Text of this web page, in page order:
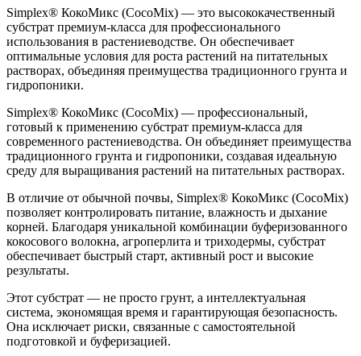
Simplex® КокоМикс (CocoMix) — это высококачественный
субстрат премиум-класса для профессионального
использования в растениеводстве. Он обеспечивает
оптимальные условия для роста растений на питательных
растворах, объединяя преимущества традиционного грунта и
гидропоники.
Simplex® КокоМикс (CocoMix) — профессиональный,
готовый к применению субстрат премиум-класса для
современного растениеводства. Он объединяет преимущества
традиционного грунта и гидропоники, создавая идеальную
среду для выращивания растений на питательных растворах.
В отличие от обычной почвы, Simplex® КокоМикс (CocoMix)
позволяет контролировать питание, влажность и дыхание
корней. Благодаря уникальной комбинации буферизованного
кокосового волокна, агроперлита и триходермы, субстрат
обеспечивает быстрый старт, активный рост и высокие
результаты.
Этот субстрат — не просто грунт, а интеллектуальная
система, экономящая время и гарантирующая безопасность.
Она исключает риски, связанные с самостоятельной
подготовкой и буферизацией.